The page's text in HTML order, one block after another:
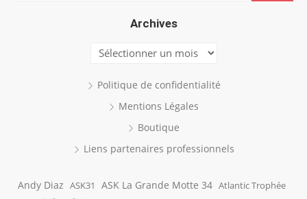
Archives
Archives
Politique de confidentialité
Mentions Légales
Boutique
Liens partenaires professionnels
Andy Diaz ASK31 ASK La Grande Motte 34 Atlantic Trophée